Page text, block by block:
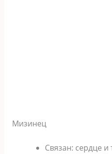
Мизинец
Связан: сердце